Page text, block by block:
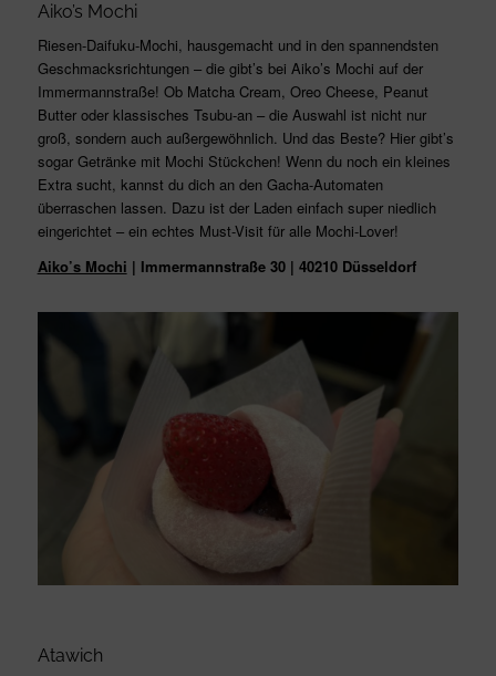
Aiko’s Mochi
Riesen-Daifuku-Mochi, hausgemacht und in den spannendsten
Geschmacksrichtungen – die gibt’s bei Aiko’s Mochi auf der
Immermannstraße! Ob Matcha Cream, Oreo Cheese, Peanut
Butter oder klassisches Tsubu-an – die Auswahl ist nicht nur
groß, sondern auch außergewöhnlich. Und das Beste? Hier gibt’s
sogar Getränke mit Mochi Stückchen! Wenn du noch ein kleines
Extra sucht, kannst du dich an den Gacha-Automaten
überraschen lassen. Dazu ist der Laden einfach super niedlich
eingerichtet – ein echtes Must-Visit für alle Mochi-Lover!
Aiko’s Mochi | Immermannstraße 30 | 40210 Düsseldorf
Atawich